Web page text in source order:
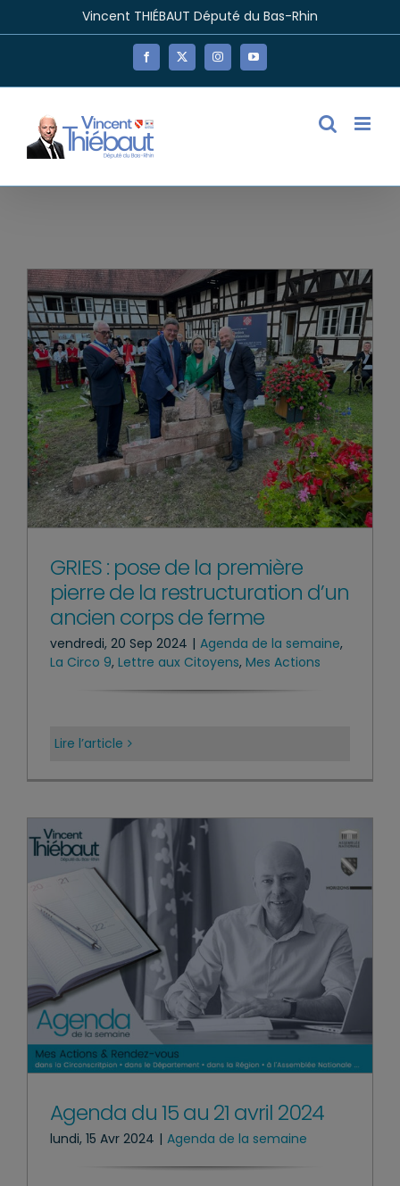
Vincent THIÉBAUT Député du Bas-Rhin
Facebook
X InstagramYouTube
GRIES : pose de la première
pierre de la restructuration d’un
ancien corps de ferme
vendredi, 20 Sep 2024 | Agenda de la semaine,
La Circo 9, Lettre aux Citoyens, Mes Actions
Lire l’article
Agenda du 15 au 21 avril 2024
lundi, 15 Avr 2024 | Agenda de la semaine